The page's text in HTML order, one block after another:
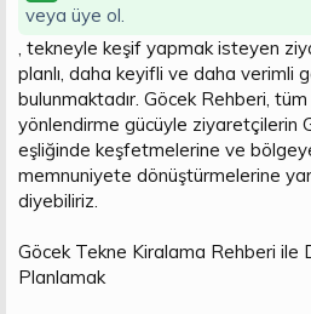
veya üye ol.
, tekneyle keşif yapmak isteyen
planlı, daha keyifli ve daha verimli
bulunmaktadır. Göcek Rehberi,
yönlendirme gücüyle ziyaretçilerin
eşliğinde keşfetmelerine ve bölgeye
memnuniyete dönüştürmelerine
diyebiliriz.
Göcek Tekne Kiralama Rehberi ile
Planlamak